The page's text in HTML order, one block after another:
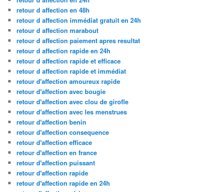
retour d affection en 48h
retour d affection immédiat gratuit en 24h
retour d affection marabout
retour d affection paiement apres resultat
retour d affection rapide en 24h
retour d affection rapide et efficace
retour d affection rapide et immédiat
retour d'affection amoureux rapide
retour d'affection avec bougie
retour d'affection avec clou de girofle
retour d'affection avec les menstrues
retour d'affection benin
retour d'affection consequence
retour d'affection efficace
retour d'affection en france
retour d'affection puissant
retour d'affection rapide
retour d'affection rapide en 24h